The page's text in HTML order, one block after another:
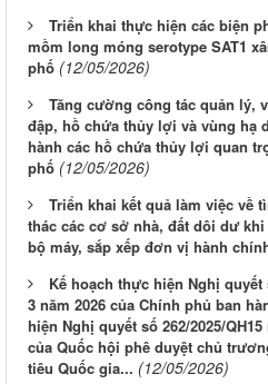
Triển khai thực hiện các biện
mồm long móng serotype SAT1
phố (12/05/2026)
Tăng cường công tác quản lý,
đập, hồ chứa thủy lợi và vùng hạ
hành các hồ chứa thủy lợi quan
phố (12/05/2026)
Triển khai kết quả làm việc về
thác các cơ sở nhà, đất dôi dư
bộ máy, sắp xếp đơn vị hành
Kế hoạch thực hiện Nghị quyết
3 năm 2026 của Chính phủ ban
hiện Nghị quyết số 262/2025/
của Quốc hội phê duyệt chủ
tiêu Quốc gia... (12/05/2026)